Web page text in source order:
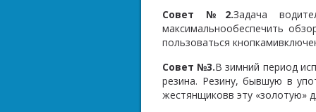
Совет №2.Задача
максимальнообеспечить
пользоваться
Совет №3.В зимний период
резина. Резину, бывшую в
жестянщиковв эту «золотую»